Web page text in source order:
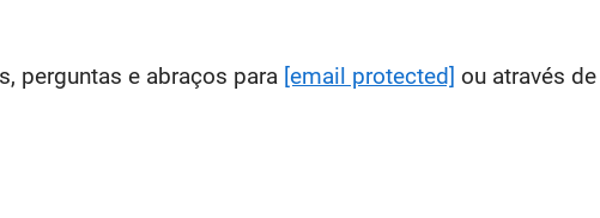
perguntas e abraços para [email protected] ou através